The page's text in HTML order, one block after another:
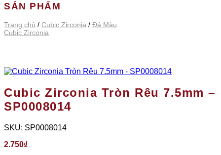
SẢN PHẨM
Trang chủ / Cubic Zirconia / Đá Màu
Cubic Zirconia
Cubic Zirconia Tròn Rêu 7.5mm –
SP0008014
SKU: SP0008014
2.750₫